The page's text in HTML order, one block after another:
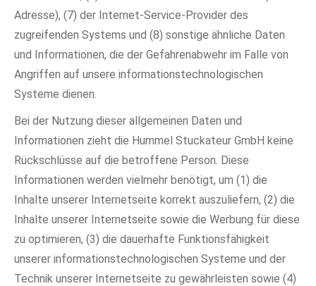
Adresse), (7) der Internet-Service-Provider des
zugreifenden Systems und (8) sonstige ähnliche Daten
und Informationen, die der Gefahrenabwehr im Falle von
Angriffen auf unsere informationstechnologischen
Systeme dienen.
Bei der Nutzung dieser allgemeinen Daten und
Informationen zieht die Hummel Stuckateur GmbH keine
Rückschlüsse auf die betroffene Person. Diese
Informationen werden vielmehr benötigt, um (1) die
Inhalte unserer Internetseite korrekt auszuliefern, (2) die
Inhalte unserer Internetseite sowie die Werbung für diese
zu optimieren, (3) die dauerhafte Funktionsfähigkeit
unserer informationstechnologischen Systeme und der
Technik unserer Internetseite zu gewährleisten sowie (4)